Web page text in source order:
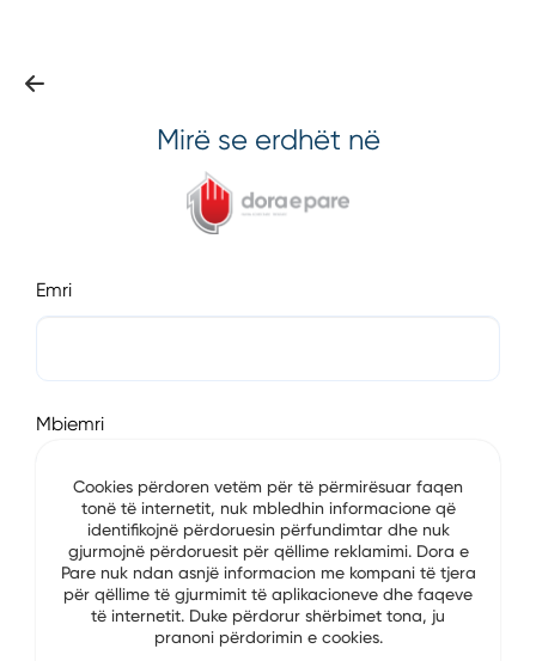
Mirë se erdhët në
Emri
Mbiemri
E-mail
Cookies përdoren vetëm për të përmirësuar faqen
tonë të internetit, nuk mbledhin informacione që
identifikojnë përdoruesin përfundimtar dhe nuk
gjurmojnë përdoruesit për qëllime reklamimi. Dora e
Pare nuk ndan asnjë informacion me kompani të tjera
për qëllime të gjurmimit të aplikacioneve dhe faqeve
të internetit. Duke përdorur shërbimet tona, ju
pranoni përdorimin e cookies.